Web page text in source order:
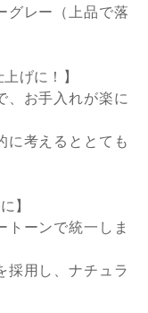
グレー（上品で落
げに！】
、お手入れが楽に
に考えるととても
】
トーンで統一しま
採用し、ナチュラ